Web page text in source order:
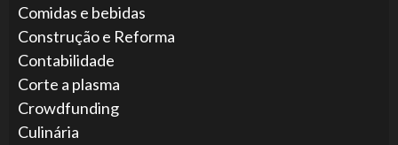
Comidas e bebidas
Construção e Reforma
Contabilidade
Corte a plasma
Crowdfunding
Culinária